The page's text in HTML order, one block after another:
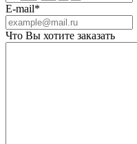
E-mail*
Что Вы хотите заказать